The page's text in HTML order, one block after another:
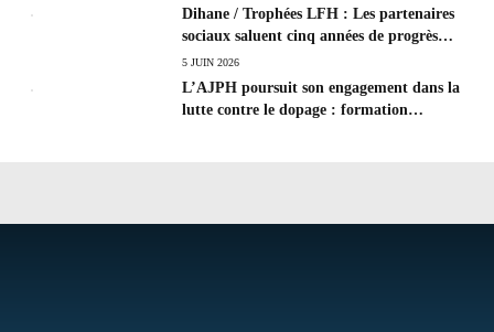
Dihane / Trophées LFH : Les partenaires
sociaux saluent cinq années de progrès
social et les efforts à poursuivre !
5 JUIN 2026
L’AJPH poursuit son engagement dans la
lutte contre le dopage : formation